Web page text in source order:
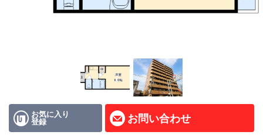
店舗情報·アクセス
会社概要お気に入り
登録 お問い合わせ